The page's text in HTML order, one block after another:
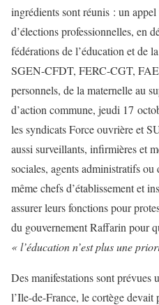
ingrédients sont réunis : un
d’élections professionnelles, en
fédérations de l’éducation et de
SGEN-CFDT, FERC-CGT,
personnels, de la maternelle au
d’action commune, jeudi 17
les syndicats Force ouvrière et
aussi surveillants, infirmières et
sociales, agents administratifs ou
même chefs d’établissement et
assurer leurs fonctions pour
du gouvernement Raffarin pour
« l’éducation n’est plus une
Des manifestations sont prévues
l’Ile-de-France, le cortège